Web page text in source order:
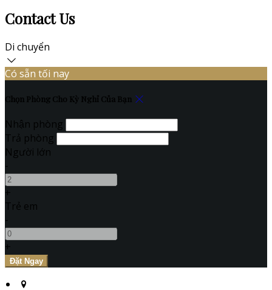
Contact Us
Di chuyển
Có sẵn tối nay
Chọn Phòng Cho Kỳ Nghỉ Của Bạn
Nhận phòng
Trả phòng
Người lớn
-
+
Trẻ em
-
+